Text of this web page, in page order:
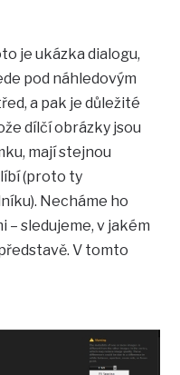
je ukázka dialogu,
pod náhledovým
a pak je důležité
dílčí obrázky jsou
mají stejnou
(proto ty
Necháme ho
– sledujeme, v jakém
V tomto